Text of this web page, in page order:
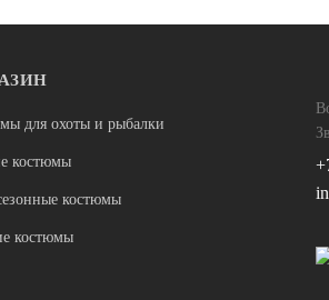
для охоты и рыбалки
костюмы
костюмы
костюмы